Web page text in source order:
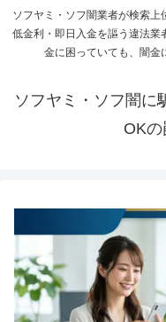
ソフヤミ・ソフ闇業者が検索上
低金利・即日入金を謳う違法業
金に困っていても、闇金
ソフヤミ・ソフ闇に
OK